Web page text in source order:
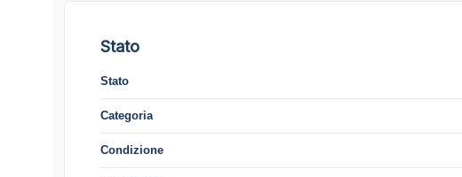
Stato
Stato
Categoria
Condizione